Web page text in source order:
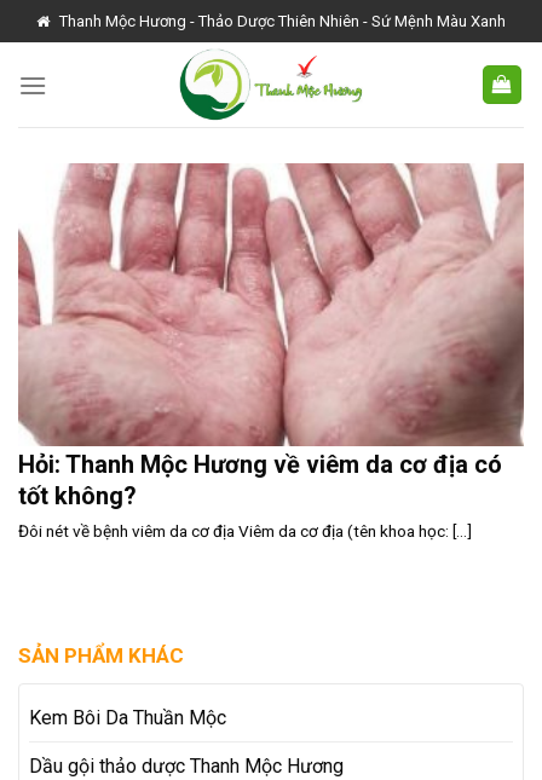
Skip
to
content
Thanh Mộc Hương - Thảo Dược Thiên Nhiên - Sứ Mệnh Màu Xanh
SẢN PHẨM KHÁC
Kem Bôi Da Thuần Mộc
Dầu gội thảo dược Thanh Mộc Hương
Hỏi: Thanh Mộc Hương về viêm da cơ địa có
tốt không?
Đôi nét về bệnh viêm da cơ địa Viêm da cơ địa (tên khoa học: [...]